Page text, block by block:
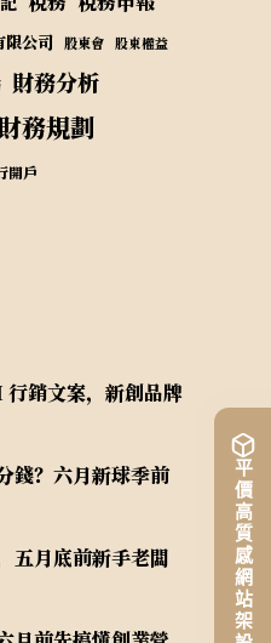
平價高質感網站架設
限公司 股東會 股東權益
財務分析
財務規劃
開戶
銷文案，新創品牌
錢？六月新球季前
五月底前新手老闆